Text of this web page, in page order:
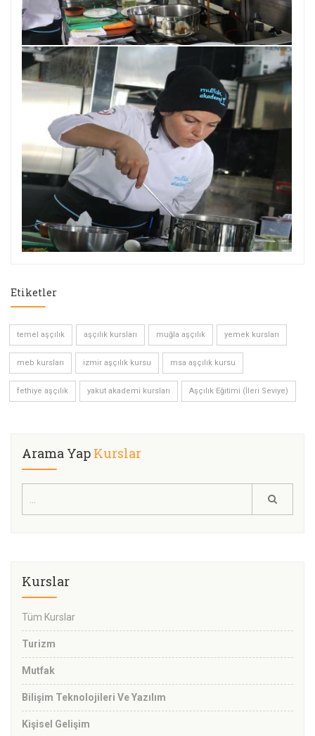
Etiketler
temel aşçılık aşçılık kursları muğla aşçılık yemek kursları
meb kursları izmir aşçılık kursu msa aşçılık kursu
fethiye aşçılık yakut akademi kursları Aşçılık Eğitimi (İleri Seviye)
Arama Yap Kurslar
Kurslar
Tüm Kurslar
Turizm
Mutfak
Bilişim Teknolojileri Ve Yazılım
Kişisel Gelişim